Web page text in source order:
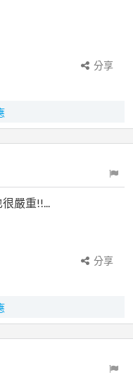
分享
嚴重!!...
分享